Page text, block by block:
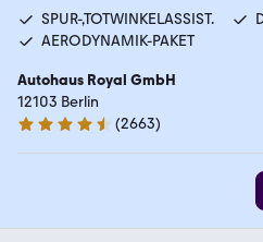
SPUR-,TOTWINKELASSIST.
AERODYNAMIK-PAKET
Autohaus Royal GmbH
12103 Berlin
4.6 Sterne
(2663)